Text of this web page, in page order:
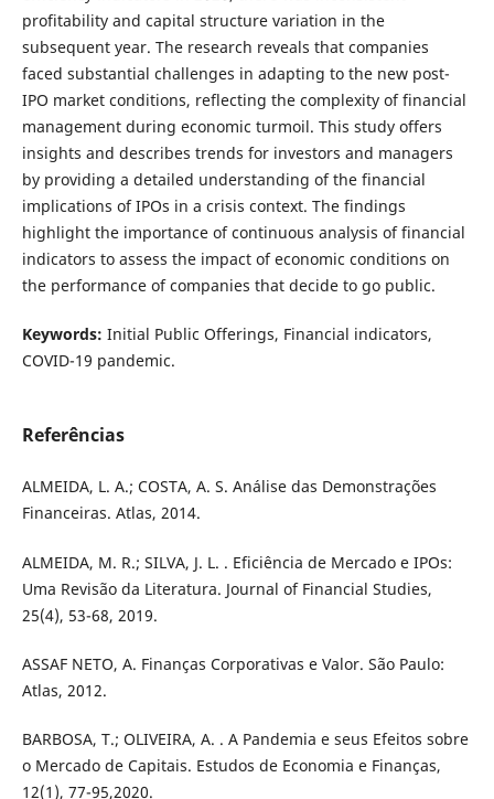
profitability and capital structure variation in the
subsequent year. The research reveals that companies
faced substantial challenges in adapting to the new post-
IPO market conditions, reflecting the complexity of financial
management during economic turmoil. This study offers
insights and describes trends for investors and managers
by providing a detailed understanding of the financial
implications of IPOs in a crisis context. The findings
highlight the importance of continuous analysis of financial
indicators to assess the impact of economic conditions on
the performance of companies that decide to go public.
Keywords: Initial Public Offerings, Financial indicators,
COVID-19 pandemic.
Referências
ALMEIDA, L. A.; COSTA, A. S. Análise das Demonstrações
Financeiras. Atlas, 2014.
ALMEIDA, M. R.; SILVA, J. L. . Eficiência de Mercado e IPOs:
Uma Revisão da Literatura. Journal of Financial Studies,
25(4), 53-68, 2019.
ASSAF NETO, A. Finanças Corporativas e Valor. São Paulo:
Atlas, 2012.
BARBOSA, T.; OLIVEIRA, A. . A Pandemia e seus Efeitos sobre
o Mercado de Capitais. Estudos de Economia e Finanças,
12(1), 77-95,2020.